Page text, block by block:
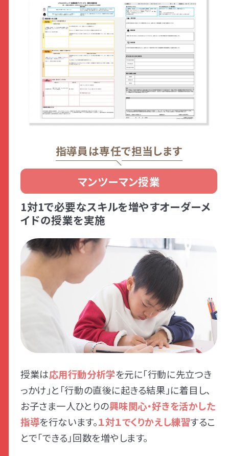
指導員は専任で担当します
マンツーマン授業
1対1で必要なスキルを増やすオーダーメ
イドの授業を実施
授業は応用行動分析学を元に「行動に先立つき
っかけ」と「行動の直後に起きる結果」に着目し、
お子さま一人ひとりの興味関心・好きを活かした
指導を行ないます。１対１でくりかえし練習するこ
とで「できる」回数を増やします。